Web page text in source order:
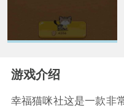
游戏介绍
幸福猫咪社这是一款非